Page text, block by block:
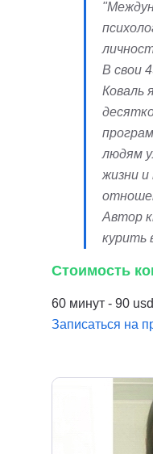
В свои
Коваль
людям
жизни
Автор
курить
Стоимость
60 минут - 90 usd
Записаться на